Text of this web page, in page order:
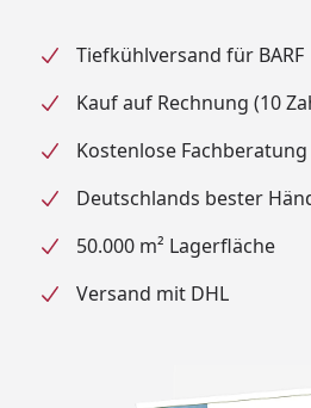
Tiefkühlversand für BARF
Kauf auf Rechnung (10
Kostenlose Fachberatung
Deutschlands bester
50.000 m² Lagerfläche
Versand mit DHL